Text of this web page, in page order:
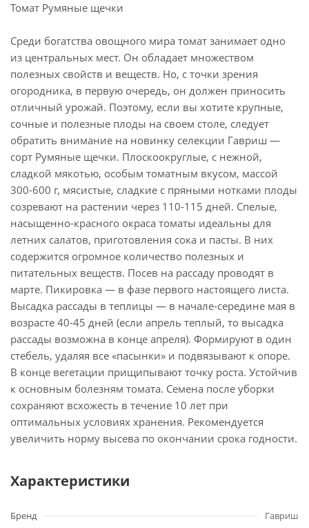
Томат Румяные щечки
Среди богатства овощного мира томат занимает одно
из центральных мест. Он обладает множеством
полезных свойств и веществ. Но, с точки зрения
огородника, в первую очередь, он должен приносить
отличный урожай. Поэтому, если вы хотите крупные,
сочные и полезные плоды на своем столе, следует
обратить внимание на новинку селекции Гавриш —
сорт Румяные щечки. Плоскоокруглые, с нежной,
сладкой мякотью, особым томатным вкусом, массой
300-600 г, мясистые, сладкие с пряными нотками плоды
созревают на растении через 110-115 дней. Спелые,
насыщенно-красного окраса томаты идеальны для
летних салатов, приготовления сока и пасты. В них
содержится огромное количество полезных и
питательных веществ. Посев на рассаду проводят в
марте. Пикировка — в фазе первого настоящего листа.
Высадка рассады в теплицы — в начале-середине мая в
возрасте 40-45 дней (если апрель теплый, то высадка
рассады возможна в конце апреля). Формируют в один
стебель, удаляя все «пасынки» и подвязывают к опоре.
В конце вегетации прищипывают точку роста. Устойчив
к основным болезням томата. Семена после уборки
сохраняют всхожесть в течение 10 лет при
оптимальных условиях хранения. Рекомендуется
увеличить норму высева по окончании срока годности.
Характеристики
Бренд
Гавриш